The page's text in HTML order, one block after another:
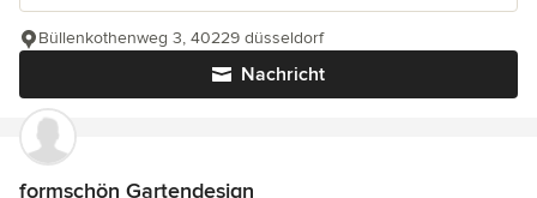
Nachricht
Büllenkothenweg 3, 40229 düsseldorf
formschön Gartendesign